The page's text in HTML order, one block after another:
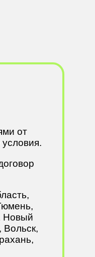
от
Новый
Вольск,